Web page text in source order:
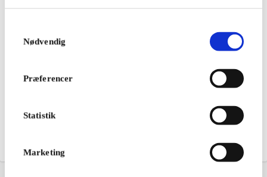
Nødvendig
Præferencer
Statistik
Marketing